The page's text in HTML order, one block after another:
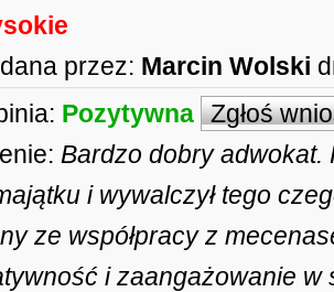
przez: Marcin Wolski
Pozytywna Zgłoś
Bardzo dobry adwokat.
i wywalczył tego
ze współpracy z
i zaangażowanie